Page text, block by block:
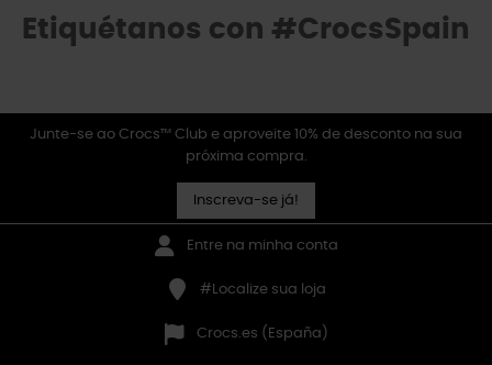
Etiquétanos con #CrocsSpain
Junte-se ao Crocs™ Club e aproveite 10% de desconto na sua
próxima compra.
Inscreva-se já!
Entre na minha conta
#Localize sua loja
Crocs.es (España)